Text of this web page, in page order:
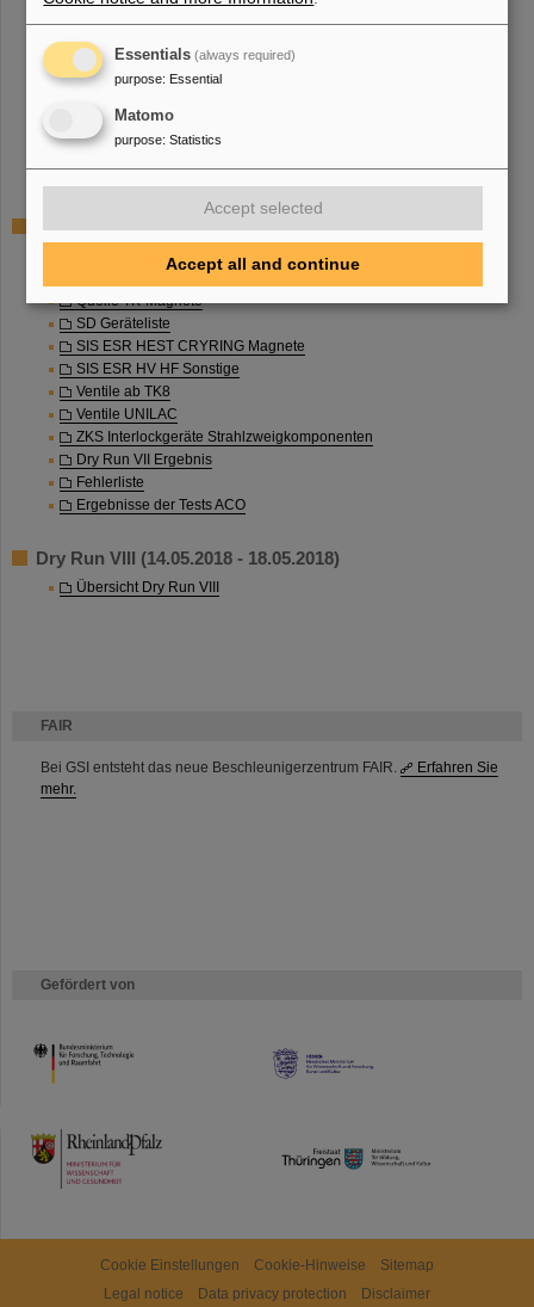
FAIR
Bei GSI entsteht das neue Beschleunigerzentrum FAIR.
Erfahren Sie
mehr.
Gefördert von
HMWK
TMWWDG
Quelle TK
Unilac Vakuum
Dry Run VI OPE Report
Dry Run VI BEA Report
Dry Run VI Excel Result
Dry Run VI ACO Report
Dry Run VII (16.04.2018 - 20.04.2018)
Übersicht Dry Run VII
Ablaufplan Dry Run VII
Quelle TK-Magnete
SD Geräteliste
SIS ESR HEST CRYRING Magnete
SIS ESR HV HF Sonstige
Ventile ab TK8
Ventile UNILAC
ZKS Interlockgeräte Strahlzweigkomponenten
Dry Run VII Ergebnis
Fehlerliste
Ergebnisse der Tests ACO
Dry Run VIII (14.05.2018 - 18.05.2018)
Übersicht Dry Run VIII
Cookie Einstellungen Cookie-Hinweise
Sitemap
Legal notice
Data privacy protection Disclaimer
Essentials (always required)
purpose: Essential
Matomo
purpose: Statistics
Accept selected
Accept all and continue